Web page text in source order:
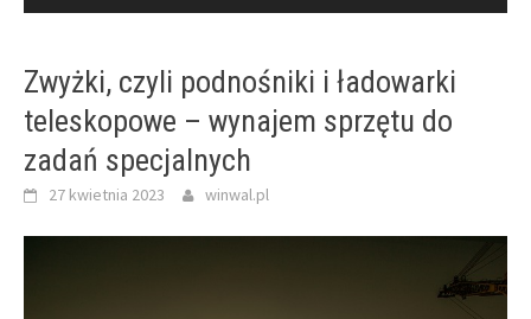
Zwyżki, czyli podnośniki i ładowarki
teleskopowe – wynajem sprzętu do
zadań specjalnych
27 kwietnia 2023 winwal.pl